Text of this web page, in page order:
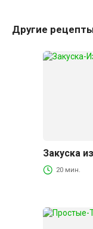
Другие
Закуска
20 мин.